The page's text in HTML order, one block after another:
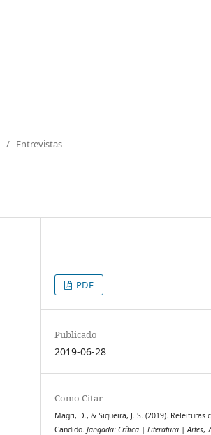
/ Entrevistas
PDF
Publicado
2019-06-28
Como Citar
Magri, D., & Siqueira, J. S. (2019). Releituras
Candido.Jangada: Crítica | Literatura | Artes,